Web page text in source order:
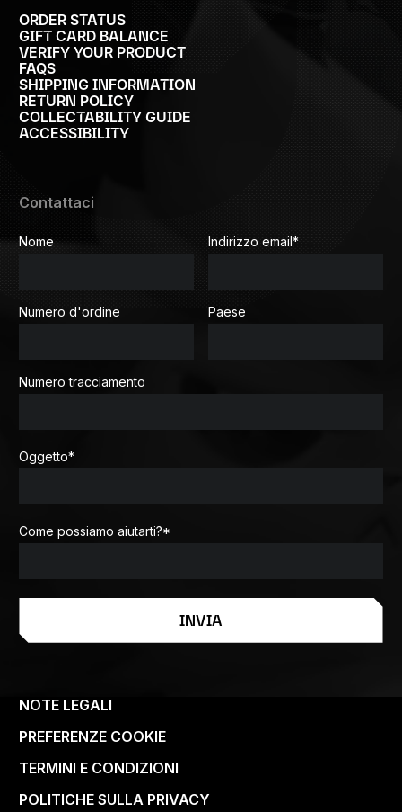
ORDER STATUS
GIFT CARD BALANCE
VERIFY YOUR PRODUCT
FAQS
SHIPPING INFORMATION
RETURN POLICY
COLLECTABILITY GUIDE
ACCESSIBILITY
Contattaci
Nome Indirizzo email*
Numero d'ordine Paese
Numero tracciamento
Oggetto*
Come possiamo aiutarti?*
INVIA
NOTE LEGALI
PREFERENZE COOKIE
TERMINI E CONDIZIONI
POLITICHE SULLA PRIVACY